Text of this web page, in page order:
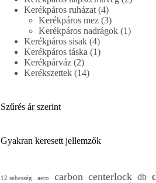
Kerékpáros ruházat 44
termék
Kerékpáros mez 33
termék
Kerékpáros nadrágok 11
Kerékpáros sisak 44
termék
Kerékpáros táska 11
Kerékpárváz 22
termék
Kerékszettek 1414
Szűrés ár szerint
Gyakran keresett jellemzők
12 sebesség aero carbon centerlock db